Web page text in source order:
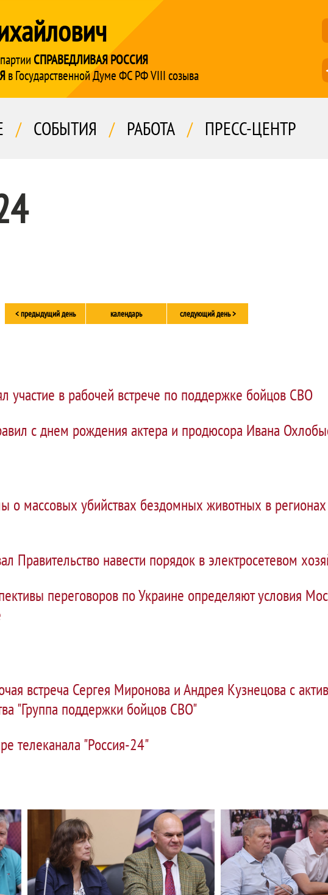
СПРАВЕДЛИВАЯ РОССИЯ
в Государственной Думе ФС РФ VIII созыва
/ СОБЫТИЯ / РАБОТА / ПРЕСС-ЦЕНТР
< предыдущий день календарь следующий день >
участие в рабочей встрече по поддержке бойцов СВО
с днем рождения актера и продюсора Ивана
о массовых убийствах бездомных животных в
Правительство навести порядок в электросетевом
переговоров по Украине определяют условия
встреча Сергея Миронова и Андрея Кузнецова с
"Группа поддержки бойцов СВО"
телеканала "Россия-24"